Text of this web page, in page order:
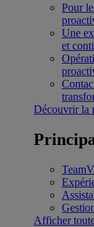
Pour
Une
et
Découvrir la
Afficher